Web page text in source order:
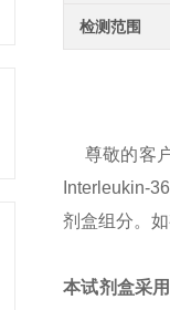
检测范围
尊敬的客
Interleukin-
剂盒组分。
本试剂盒采